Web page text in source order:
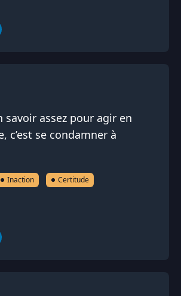
savoir assez pour agir en
c’est se condamner à
Inaction Certitude